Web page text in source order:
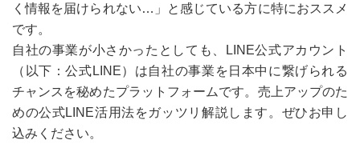
く情報を届けられない…」と感じている方に特におススメ
です。
自社の事業が小さかったとしても、LINE公式アカウント
（以下：公式LINE）は自社の事業を日本中に繋げられる
チャンスを秘めたプラットフォームです。売上アップのた
めの公式LINE活用法をガッツリ解説します。ぜひお申し
込みください。